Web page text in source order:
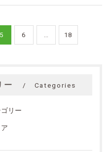
5 6 18
ー Categories
リー